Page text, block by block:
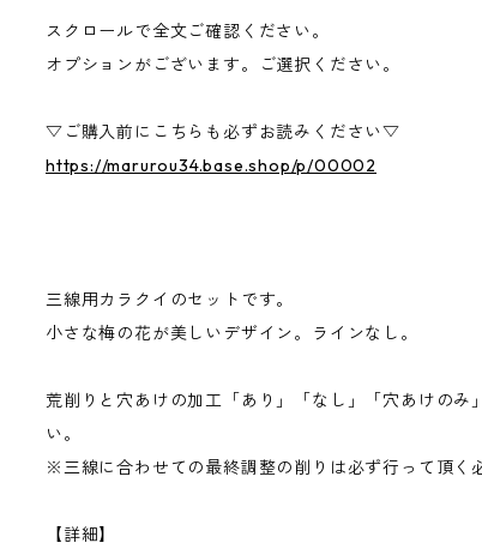
スクロールで全文ご確認ください。
オプションがございます。ご選択ください。
▽ご購入前にこちらも必ずお読みください▽
https://marurou34.base.shop/p/00002
三線用カラクイのセットです。
小さな梅の花が美しいデザイン。ラインなし。
荒削りと穴あけの加工「あり」「なし」「穴あけのみ
い。
※三線に合わせての最終調整の削りは必ず行って頂く
【詳細】